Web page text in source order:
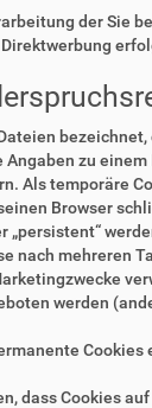
der Sie
zu
Als temporäre
Browser
„persistent“
nach mehreren
werden
dass Cookies